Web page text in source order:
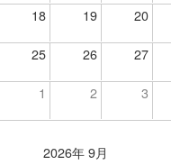
18 19 20
25 26 27
1 2 3
2026年 9月